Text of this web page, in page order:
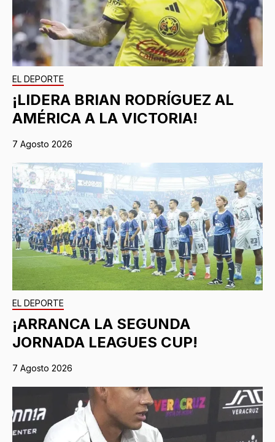
EL DEPORTE
¡LIDERA BRIAN RODRÍGUEZ AL
AMÉRICA A LA VICTORIA!
7 Agosto 2026
EL DEPORTE
¡ARRANCA LA SEGUNDA
JORNADA LEAGUES CUP!
7 Agosto 2026